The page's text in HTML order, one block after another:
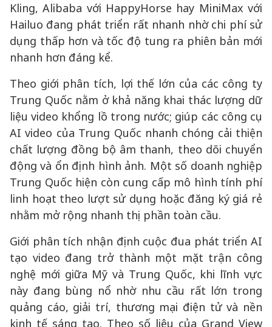
Kling, Alibaba với HappyHorse hay MiniMax với
Hailuo đang phát triển rất nhanh nhờ chi phí sử
dụng thấp hơn và tốc độ tung ra phiên bản mới
nhanh hơn đáng kể.
Theo giới phân tích, lợi thế lớn của các công ty
Trung Quốc nằm ở khả năng khai thác lượng dữ
liệu video khổng lồ trong nước; giúp các công cụ
AI video của Trung Quốc nhanh chóng cải thiện
chất lượng đồng bộ âm thanh, theo dõi chuyển
động và ổn định hình ảnh. Một số doanh nghiệp
Trung Quốc hiện còn cung cấp mô hình tính phí
linh hoạt theo lượt sử dụng hoặc đăng ký giá rẻ
nhằm mở rộng nhanh thị phần toàn cầu.
Giới phân tích nhận định cuộc đua phát triển AI
tạo video đang trở thành một mặt trận công
nghệ mới giữa Mỹ và Trung Quốc, khi lĩnh vực
này đang bùng nổ nhờ nhu cầu rất lớn trong
quảng cáo, giải trí, thương mại điện tử và nền
kinh tế sáng tạo. Theo số liệu của Grand View